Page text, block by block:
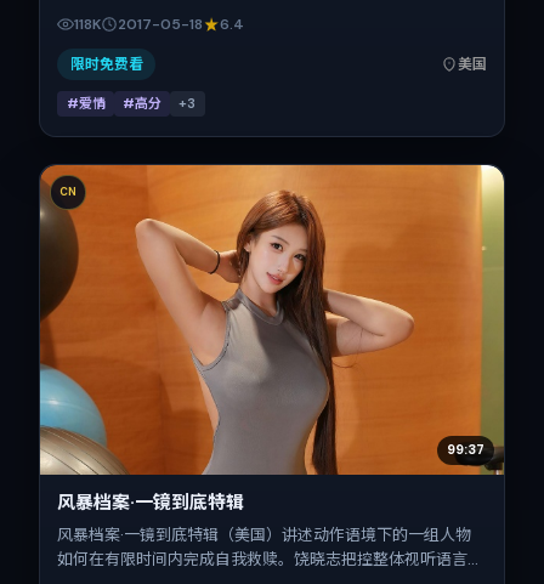
姆·哈迪在片中承担多重关系线。故事类型为爱情，主拍摄地
与出品背景为美国。上映时间 2017年5月18日（公映登记日
2017-05-18），全片171分钟，节奏张弛有度。
118K 2017-05-18 6.4
限时免费看 美国
#爱情 #高分 +3
CN
99:37
风暴档案·一镜到底特辑
风暴档案·一镜到底特辑（美国）讲述动作语境下的一组人物
如何在有限时间内完成自我救赎。饶晓志把控整体视听语言，